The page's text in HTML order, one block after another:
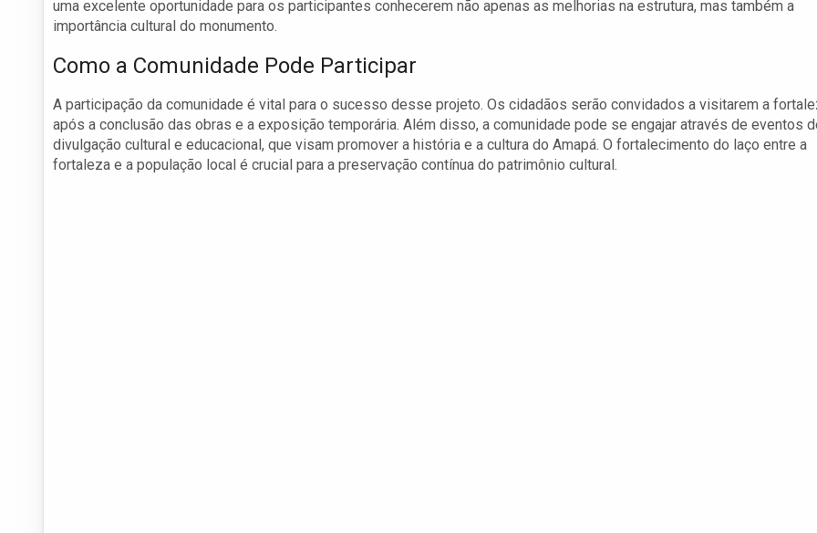
uma excelente oportunidade para os participantes conhecerem não apenas as melhorias na estrutura, mas também a
importância cultural do monumento.
Como a Comunidade Pode Participar
A participação da comunidade é vital para o sucesso desse projeto. Os cidadãos serão convidados a visitarem a
após a conclusão das obras e a exposição temporária. Além disso, a comunidade pode se engajar através de eventos
divulgação cultural e educacional, que visam promover a história e a cultura do Amapá. O fortalecimento do laço entre a
fortaleza e a população local é crucial para a preservação contínua do patrimônio cultural.